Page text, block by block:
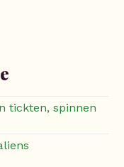
tickten, spinnen